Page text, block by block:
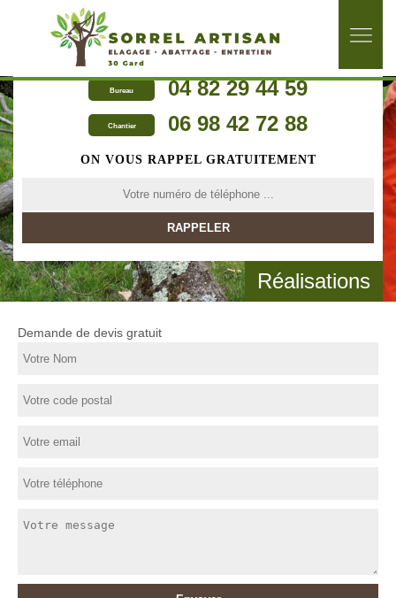
Bureau 04 82 29 44 59
Chantier 06 98 42 72 88
ON VOUS RAPPEL GRATUITEMENT
Réalisations
Demande de devis gratuit